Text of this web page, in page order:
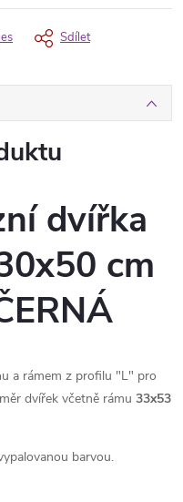
Sdílet
dvířka
cm
a rámem z profilu "L" pro
dvířek včetně rámu 33x53
barvou.